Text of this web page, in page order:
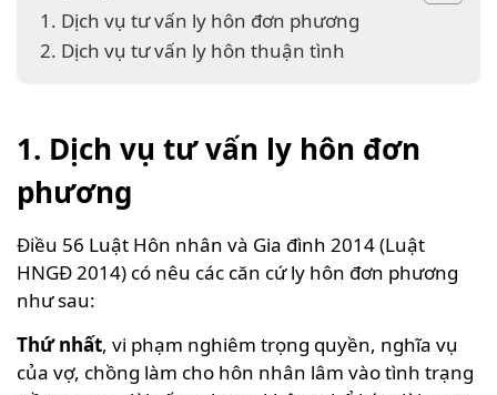
1. Dịch vụ tư vấn ly hôn đơn phương
2. Dịch vụ tư vấn ly hôn thuận tình
1. Dịch vụ tư vấn ly hôn đơn
phương
Điều 56 Luật Hôn nhân và Gia đình 2014 (Luật
HNGĐ 2014) có nêu các căn cứ ly hôn đơn phương
như sau:
Thứ nhất, vi phạm nghiêm trọng quyền, nghĩa vụ
của vợ, chồng làm cho hôn nhân lâm vào tình trạng